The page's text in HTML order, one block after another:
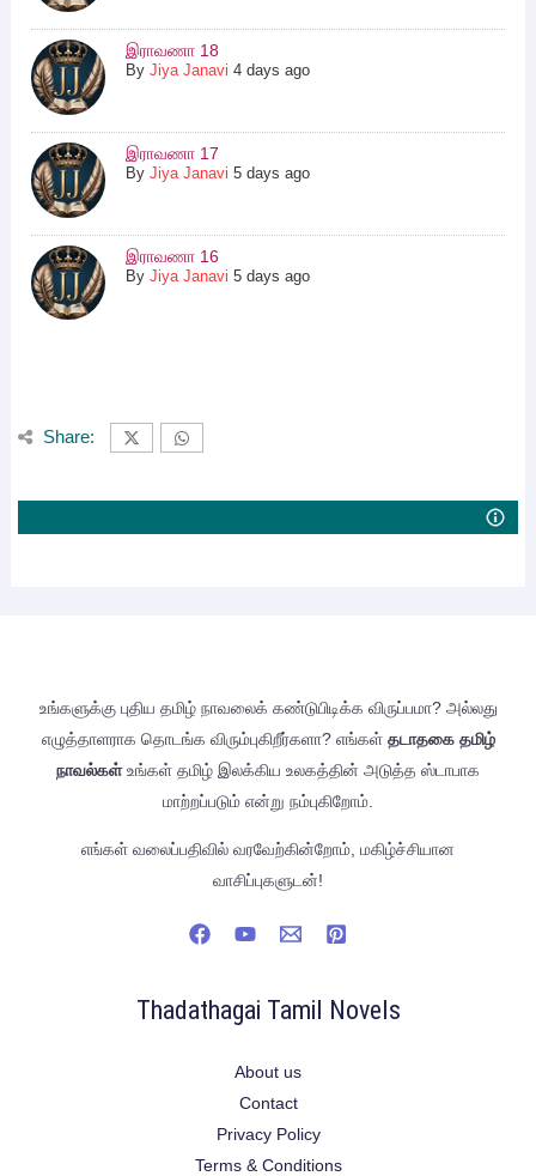
இராவணா 18
By Jiya Janavi 4 days ago
இராவணா 17
By Jiya Janavi 5 days ago
இராவணா 16
By Jiya Janavi 5 days ago
Share:
உங்களுக்கு புதிய தமிழ் நாவலைக் கண்டுபிடிக்க விருப்பமா? அல்லது
எழுத்தாளராக தொடங்க விரும்புகிறீர்களா? எங்கள் தடாதகை தமிழ்
நாவல்கள்உங்கள் தமிழ் இலக்கிய உலகத்தின் அடுத்த ஸ்டாபாக
மாற்றப்படும் என்று நம்புகிறோம்.
எங்கள் வலைப்பதிவில் வரவேற்கின்றோம், மகிழ்ச்சியான
வாசிப்புகளுடன்!
Thadathagai Tamil Novels
About us
Contact
Privacy Policy
Terms & Conditions